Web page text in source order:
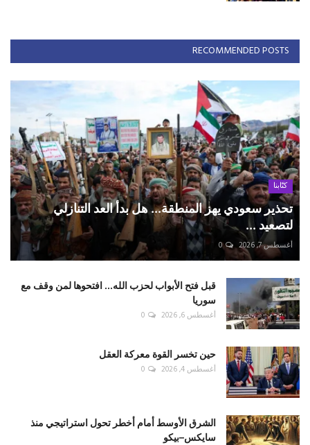
RECOMMENDED POSTS
كتّابنا
تحذير سعودي يهز المنطقة... هل بدأ العد التنازلي
لتصعيد ...
أغسطس 7, 2026 0
قبل فتح الأبواب لحزب الله... افتحوها لمن وقف مع
سوريا
أغسطس 6, 2026 0
حين تخسر القوة معركة العقل
أغسطس 4, 2026 0
الشرق الأوسط أمام أخطر تحول استراتيجي منذ
سايكس–بيكو